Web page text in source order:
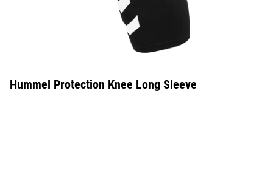
Hummel Protection Knee Long Sleeve